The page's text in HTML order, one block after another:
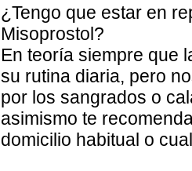
¿Tengo que estar en
Misoprostol?
En teoría siempre que
su rutina diaria, pero
por los sangrados o
asimismo te
domicilio habitual o